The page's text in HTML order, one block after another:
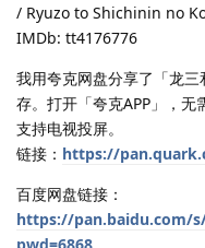
/ Ryuzo to Shichinin no
IMDb: tt4176776
我用夸克网盘分享了「龙
存。打开「夸克APP」，无
支持电视投屏。
链接： https://
百度网盘链接：
https://pan.baidu.com/s/